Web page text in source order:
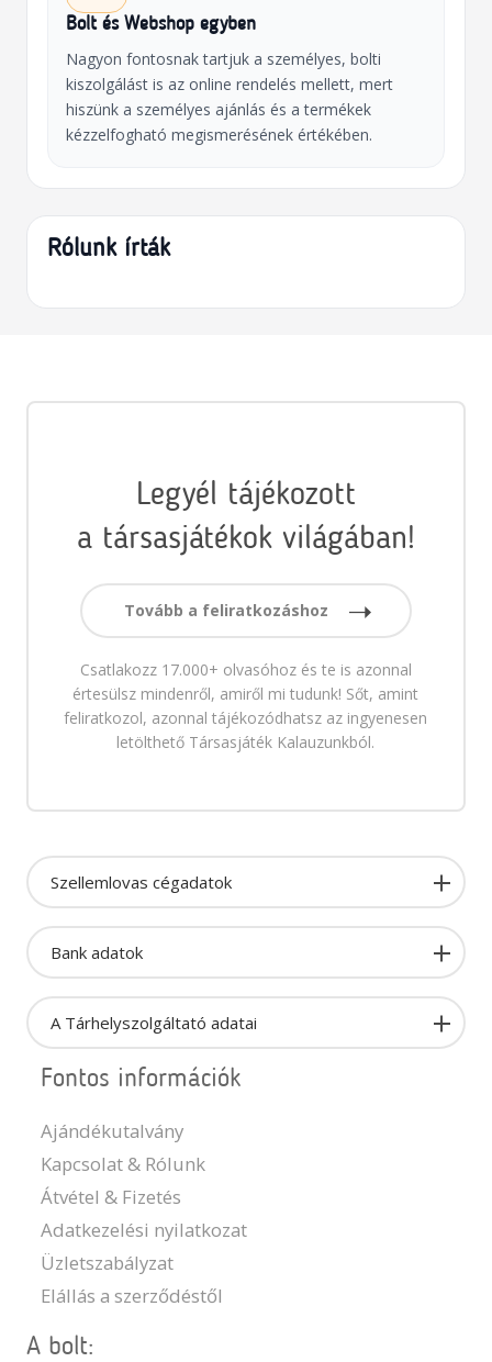
Bolt és Webshop egyben
Nagyon fontosnak tartjuk a személyes, bolti
kiszolgálást is az online rendelés mellett, mert
hiszünk a személyes ajánlás és a termékek
kézzelfogható megismerésének értékében.
Rólunk írták
Legyél tájékozott
a társasjátékok világában!
Tovább a feliratkozáshoz
Csatlakozz 17.000+ olvasóhoz és te is azonnal
értesülsz mindenről, amiről mi tudunk! Sőt, amint
feliratkozol, azonnal tájékozódhatsz az ingyenesen
letölthető Társasjáték Kalauzunkból.
Szellemlovas cégadatok
Bank adatok
A Tárhelyszolgáltató adatai
Fontos információk
Ajándékutalvány
Kapcsolat & Rólunk
Átvétel & Fizetés
Adatkezelési nyilatkozat
Üzletszabályzat
Elállás a szerződéstől
A bolt: